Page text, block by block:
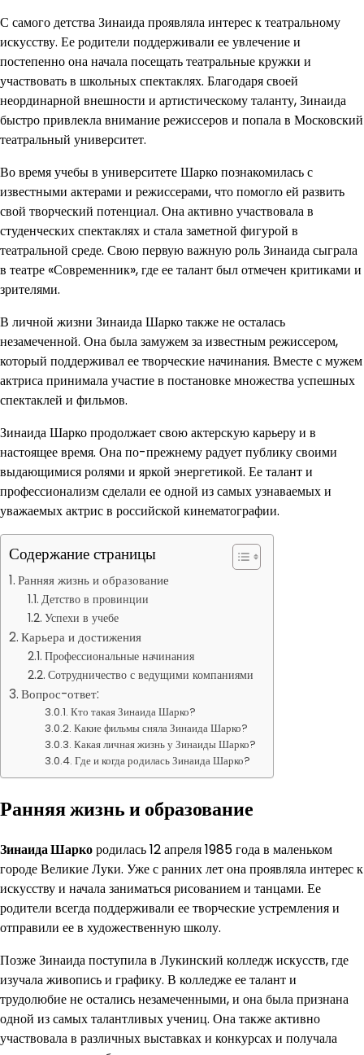
С самого детства Зинаида проявляла интерес к театральному
искусству. Ее родители поддерживали ее увлечение и
постепенно она начала посещать театральные кружки и
участвовать в школьных спектаклях. Благодаря своей
неординарной внешности и артистическому таланту, Зинаида
быстро привлекла внимание режиссеров и попала в Московский
театральный университет.
Во время учебы в университете Шарко познакомилась с
известными актерами и режиссерами, что помогло ей развить
свой творческий потенциал. Она активно участвовала в
студенческих спектаклях и стала заметной фигурой в
театральной среде. Свою первую важную роль Зинаида сыграла
в театре «Современник», где ее талант был отмечен критиками и
зрителями.
В личной жизни Зинаида Шарко также не осталась
незамеченной. Она была замужем за известным режиссером,
который поддерживал ее творческие начинания. Вместе с мужем
актриса принимала участие в постановке множества успешных
спектаклей и фильмов.
Зинаида Шарко продолжает свою актерскую карьеру и в
настоящее время. Она по-прежнему радует публику своими
выдающимися ролями и яркой энергетикой. Ее талант и
профессионализм сделали ее одной из самых узнаваемых и
уважаемых актрис в российской кинематографии.
Содержание страницы
Ранняя жизнь и образование
Детство в провинции
Успехи в учебе
Карьера и достижения
Профессиональные начинания
Сотрудничество с ведущими компаниями
Вопрос-ответ:
Кто такая Зинаида Шарко?
Какие фильмы сняла Зинаида Шарко?
Какая личная жизнь у Зинаиды Шарко?
Где и когда родилась Зинаида Шарко?
Ранняя жизнь и образование
Зинаида Шаркородилась 12 апреля 1985 года в маленьком
городе Великие Луки. Уже с ранних лет она проявляла интерес к
искусству и начала заниматься рисованием и танцами. Ее
родители всегда поддерживали ее творческие устремления и
отправили ее в художественную школу.
Позже Зинаида поступила в Лукинский колледж искусств, где
изучала живопись и графику. В колледже ее талант и
трудолюбие не остались незамеченными, и она была признана
одной из самых талантливых учениц. Она также активно
участвовала в различных выставках и конкурсах и получала